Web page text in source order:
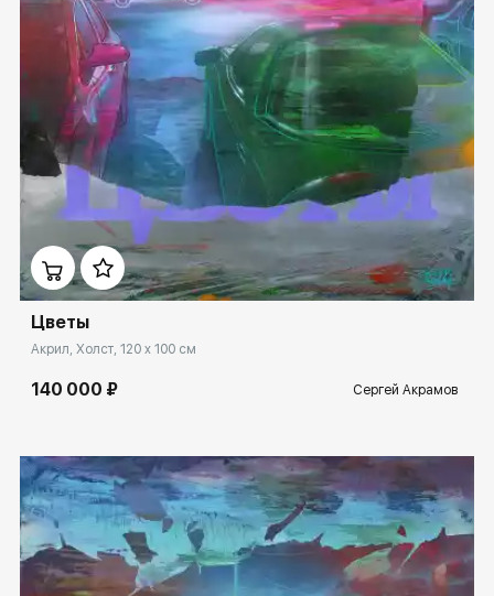
Домен: ekb.rakovgallery.ru
Цветы
Акрил, Холст, 120 x 100 см
140 000 ₽ Сергей Акрамов